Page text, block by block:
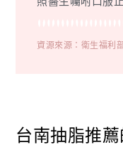
資源來源：衛生福利
台南抽脂推薦